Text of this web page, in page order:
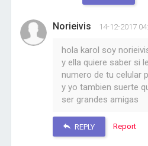
Norieivis 14-12-2017
hola karol soy
y ella quiere saber si
numero de tu celular
y yo tambien suerte
ser grandes amigas
REPLY Report